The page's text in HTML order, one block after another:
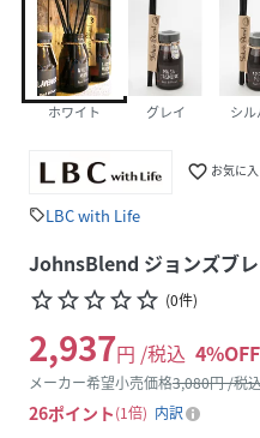
ホワイト グレイ シル
favorite_border お気に
sellLBC with Life
JohnsBlend ジョンズブ
star_borderstar_borderstar_borderstar_borderstar_border (0件)
2,937円 /税込 4%OFF
メーカー希望小売価格3,080円 /税
26ポイント 1倍
内訳